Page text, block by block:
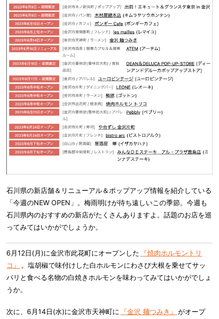
石川県の新店舗＆リニューアル＆ポップアップ情報を紹介している
「今週のNEW OPEN」。梅雨明けが待ち遠しいこの季節。今週も
石川県内のおすすめの新店がたくさんありますよ。話題のお店を巡
ってみてはいかがでしょうか。
6月12日(月)に金沢市此花町にオープンした
『焼肉ホルモントリ
コ』
。塩胡椒で味付けした白ホルモンにわさび大根を乗せてサッ
パリと食べる名物の白焼きホルモンを味わってみてはいかがでしょ
うか。
次に、6月14日(水)に金沢市天神町に 『金沢 麺つみき』
がオープ